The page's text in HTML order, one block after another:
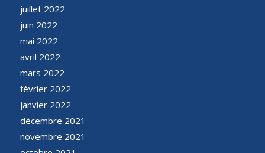
juillet 2022
juin 2022
mai 2022
avril 2022
mars 2022
février 2022
janvier 2022
décembre 2021
novembre 2021